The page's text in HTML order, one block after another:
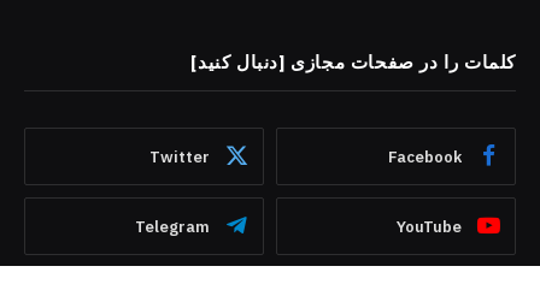
کلمات را در صفحات مجازی [دنبال کنید]
Facebook
Twitter
YouTube
Telegram